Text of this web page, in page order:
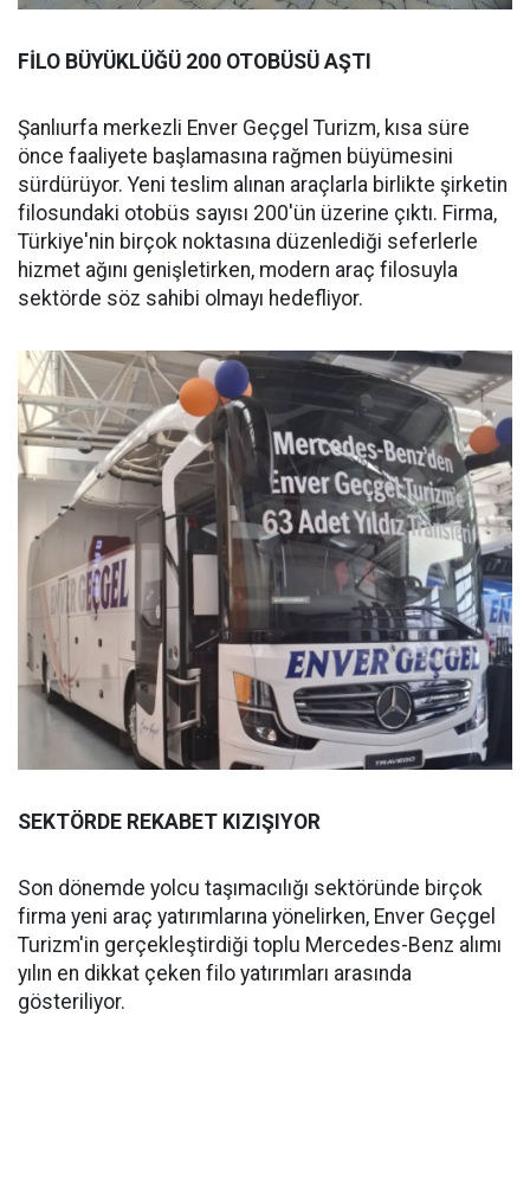
FİLO BÜYÜKLÜĞÜ 200 OTOBÜSÜ AŞTI
Şanlıurfa merkezli Enver Geçgel Turizm, kısa süre
önce faaliyete başlamasına rağmen büyümesini
sürdürüyor. Yeni teslim alınan araçlarla birlikte şirketin
filosundaki otobüs sayısı 200'ün üzerine çıktı. Firma,
Türkiye'nin birçok noktasına düzenlediği seferlerle
hizmet ağını genişletirken, modern araç filosuyla
sektörde söz sahibi olmayı hedefliyor.
SEKTÖRDE REKABET KIZIŞIYOR
Son dönemde yolcu taşımacılığı sektöründe birçok
firma yeni araç yatırımlarına yönelirken, Enver Geçgel
Turizm'in gerçekleştirdiği toplu Mercedes-Benz alımı
yılın en dikkat çeken filo yatırımları arasında
gösteriliyor.